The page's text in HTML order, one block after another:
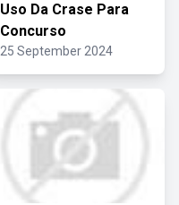
Uso Da Crase Para
Concurso
25 September 2024